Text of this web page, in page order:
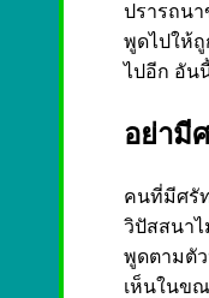
ปรารถน
พูดไปให้
ไปอีก อัน
อย่ามี
คนที่มีศรั
วิปัสสนา
พูดตามตั
เห็นในข